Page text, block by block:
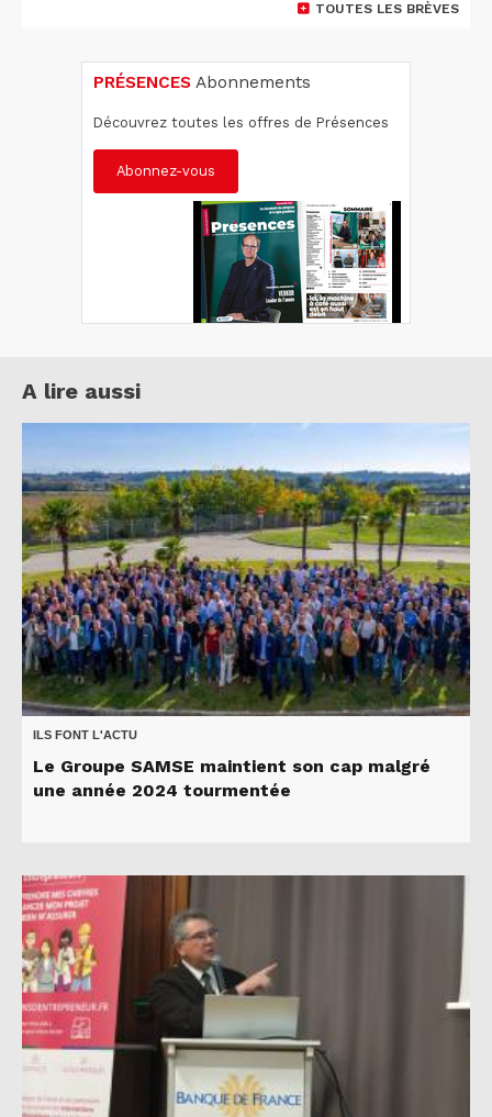
TOUTES LES BRÈVES
PRÉSENCES Abonnements
Découvrez toutes les offres de Présences
Abonnez-vous
A lire aussi
ILS FONT L'ACTU
Le Groupe SAMSE maintient son cap malgré
une année 2024 tourmentée